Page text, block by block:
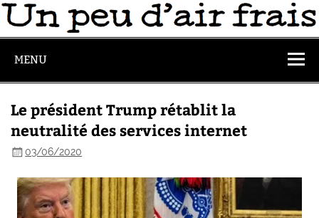
MENU
Le président Trump rétablit la
neutralité des services internet
03/06/2020